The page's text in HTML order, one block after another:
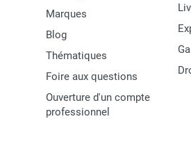
Marques
Blog
Thématiques
Foire aux questions
Ouverture d'un compte
professionnel